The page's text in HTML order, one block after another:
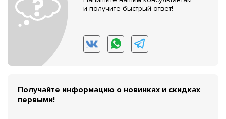
и получите быстрый ответ!
Получайте информацию о новинках и скидках
первыми!